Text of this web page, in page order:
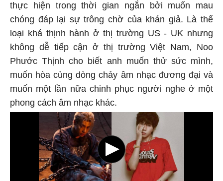
thực hiện trong thời gian ngắn bởi muốn mau
chóng đáp lại sự trông chờ của khán giả. Là thể
loại khá thịnh hành ở thị trường US - UK nhưng
không dễ tiếp cận ở thị trường Việt Nam, Noo
Phước Thịnh cho biết anh muốn thử sức mình,
muốn hòa cùng dòng chảy âm nhạc đương đại và
muốn một lần nữa chinh phục người nghe ở một
phong cách âm nhạc khác.